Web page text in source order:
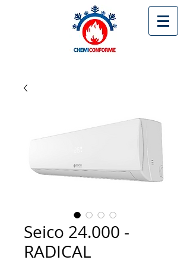
Seico 24.000 -
RADICAL